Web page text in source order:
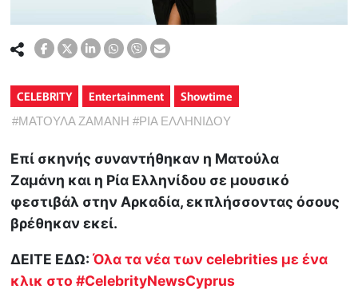
CELEBRITY Entertainment Showtime
#ΜΑΤΟΥΛΑ ΖΑΜΑΝΗ #ΡΙΑ ΕΛΛΗΝΙΔΟΥ
Επί σκηνής συναντήθηκαν η Ματούλα
Ζαμάνη και η Ρία Ελληνίδου σε μουσικό
φεστιβάλ στην Αρκαδία, εκπλήσσοντας όσους
βρέθηκαν εκεί.
ΔΕΙΤΕ ΕΔΩ:Όλα τα νέα των celebrities με ένα
κλικ στο #CelebrityNewsCyprus